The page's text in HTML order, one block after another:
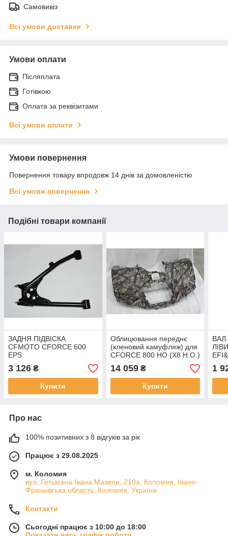
Самовивіз
Всі умови доставки
Умови оплати
Післяплата
Готівкою
Оплата за реквізитами
Всі умови оплати
Умови повернення
Повернення товару впродовж 14 днів за домовленістю
Всі умови повернення
Подібні товари компанії
ЗАДНЯ ПІДВІСКА
CFMOTO CFORCE 600
EPS
3 126 ₴
Купити
Облицювання переднє
(кленовий камуфляж) для
CFORCE 800 HO (X8 H.O.)
EPS
14 059₴
Купити
ВАЛ
1
Про нас
100% позитивних з 8 відгуків за рік
Працює з 29.08.2025
м. Коломия
вул. Гетьмана Івана Мазепи, 210а, Коломия, Івано-
Франківська область, Коломия, Україна
Контакти
Сьогодні працює з 10:00 до 18:00